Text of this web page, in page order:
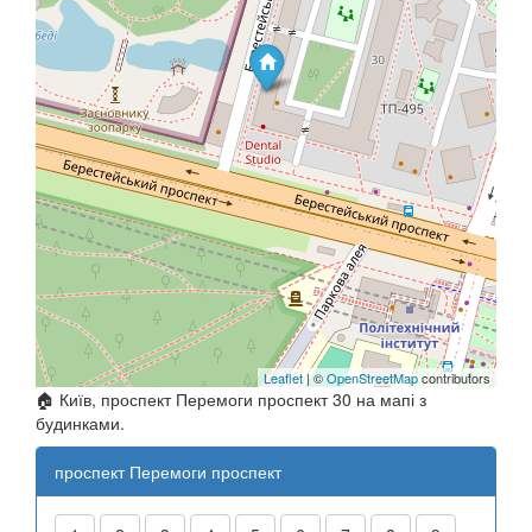
Leaflet| ©OpenStreetMapcontributors
🏠 Київ, проспект Перемоги проспект 30 на мапі з
будинками.
проспект Перемоги проспект